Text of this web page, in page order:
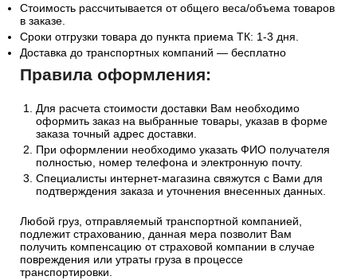
Стоимость рассчитывается от общего веса/объема товаров
в заказе.
Сроки отгрузки товара до пункта приема ТК: 1-3 дня.
Доставка до транспортных компаний — бесплатно
Правила оформления:
Для расчета стоимости доставки Вам необходимо
оформить заказ на выбранные товары, указав в форме
заказа точный адрес доставки.
При оформлении необходимо указать ФИО получателя
полностью, номер телефона и электронную почту.
Специалисты интернет-магазина свяжутся с Вами для
подтверждения заказа и уточнения внесенных данных.
Любой груз, отправляемый транспортной компанией,
подлежит страхованию, данная мера позволит Вам
получить компенсацию от страховой компании в случае
повреждения или утраты груза в процессе
транспортировки.